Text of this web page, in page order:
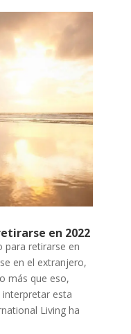
en 2022
para retirarse en
en el extranjero,
más que eso,
esta
Living ha